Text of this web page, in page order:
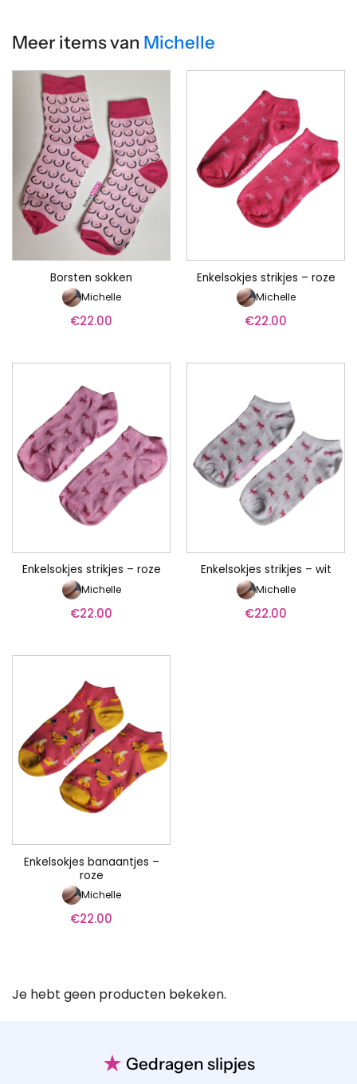
Meer items van Michelle
Borsten sokken
Michelle
€22.00
Enkelsokjes strikjes – roze
Michelle
€22.00
Enkelsokjes strikjes – roze
Michelle
€22.00
Enkelsokjes strikjes – wit
Michelle
€22.00
Enkelsokjes banaantjes –
roze
Michelle
€22.00
Je hebt geen producten bekeken.
★ Gedragen slipjes